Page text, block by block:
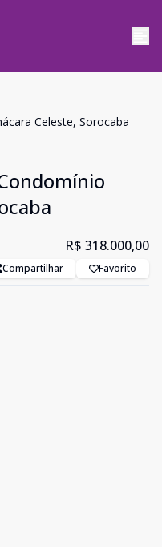
Celeste, Sorocaba
R$ 318.000,00
Compartilhar Favorito